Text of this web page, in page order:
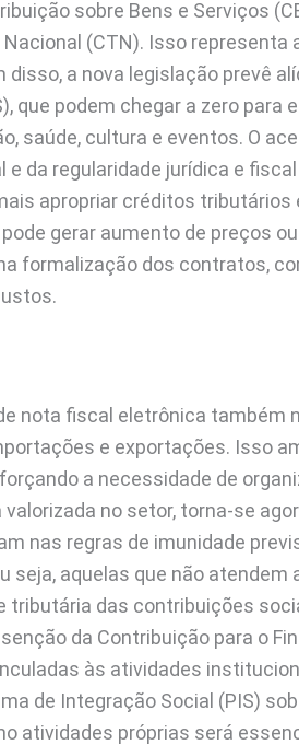
sobre Bens e Serviços
(CTN). Isso representa
a nova legislação prevê
que podem chegar a zero para
saúde, cultura e eventos. O
da regularidade jurídica e
apropriar créditos tributários
gerar aumento de preços
formalização dos contratos,
nota fiscal eletrônica também
e exportações. Isso
a necessidade de
no setor, torna-se
nas regras de imunidade
seja, aquelas que não
tributária das contribuições
da Contribuição para o
às atividades
de Integração Social (PIS)
atividades próprias será